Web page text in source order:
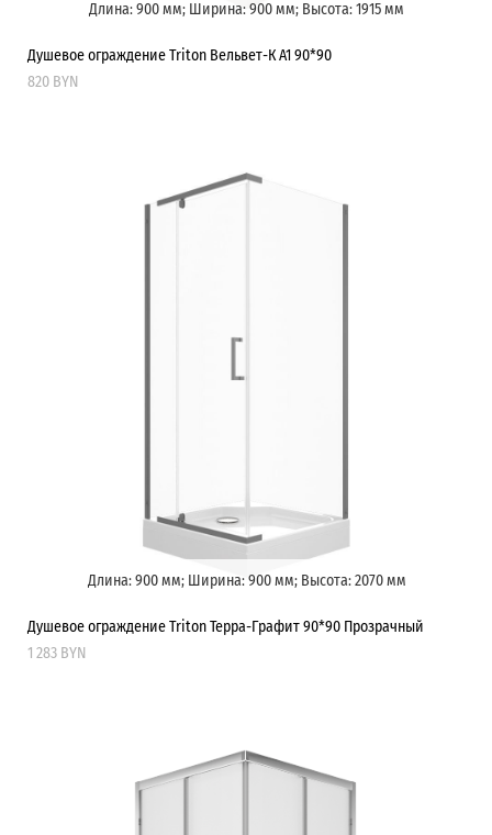
Длина: 900 мм; Ширина: 900 мм; Высота: 1915 мм
Душевое ограждение Triton Вельвет-К А1 90*90
820 BYN
Длина: 900 мм; Ширина: 900 мм; Высота: 2070 мм
Душевое ограждение Triton Терра-Графит 90*90 Прозрачный
1 283 BYN